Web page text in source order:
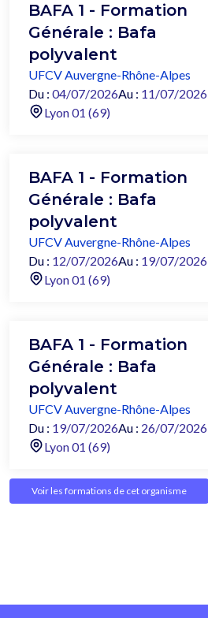
BAFA 1 - Formation
Générale : Bafa
polyvalent
UFCV Auvergne-Rhône-Alpes
Du : 04/07/2026Au : 11/07/2026
Lyon 01 (69)
BAFA 1 - Formation
Générale : Bafa
polyvalent
UFCV Auvergne-Rhône-Alpes
Du : 12/07/2026Au : 19/07/2026
Lyon 01 (69)
BAFA 1 - Formation
Générale : Bafa
polyvalent
UFCV Auvergne-Rhône-Alpes
Du : 19/07/2026Au : 26/07/2026
Lyon 01 (69)
Voir les formations de cet organisme